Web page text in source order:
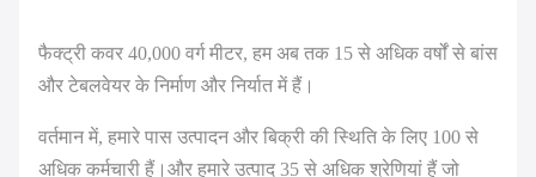
फैक्ट्री कवर 40,000 वर्ग मीटर, हम अब तक 15 से अधिक वर्षों से बांस
और टेबलवेयर के निर्माण और निर्यात में हैं।
वर्तमान में, हमारे पास उत्पादन और बिक्री की स्थिति के लिए 100 से
अधिक कर्मचारी हैं।और हमारे उत्पाद 35 से अधिक श्रेणियां हैं जो